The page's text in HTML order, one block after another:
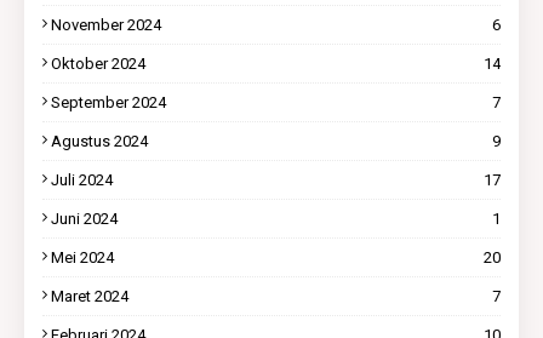
November 2024 6
Oktober 2024 14
September 2024 7
Agustus 2024 9
Juli 2024 17
Juni 2024 1
Mei 2024 20
Maret 2024 7